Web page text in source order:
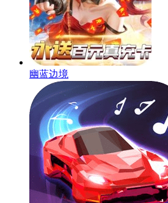
幽蓝边境